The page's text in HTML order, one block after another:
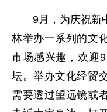
9月，为庆祝新中
林举办一系列的文
市场感兴趣，欢迎
坛。举办文化经贸
需要透过望远镜或